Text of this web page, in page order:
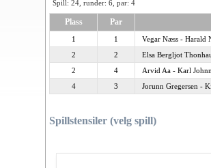
Spill: 24, runder: 6, par: 4
Plass Par
1 1
Vegar Næss - Harald
2
2
Elsa Bergljot
2
4
Arvid Aa - Karl
4
3 Jorunn Gregersen -
Spillstensiler (velg spill)